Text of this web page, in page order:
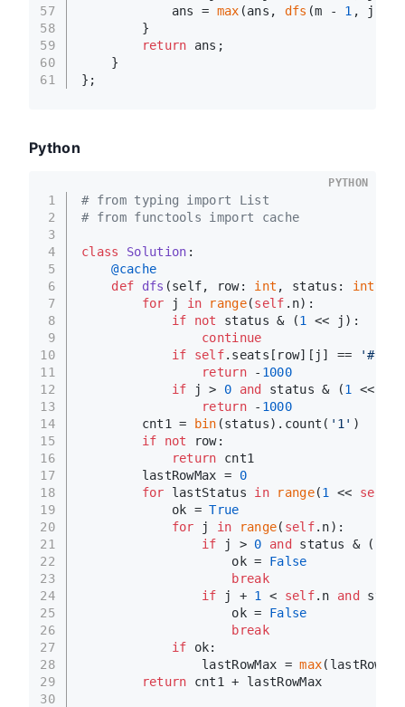
57
58
59
60
61
            ans =
max (ans, dfs (m - 1 , j));
        }
return ans;
    }
};
Python
1
2
3
4
5
6
7
8
9
10
11
12
13
14
15
16
17
18
19
20
21
22
23
24
25
26
27
28
29
30
# from typing import List
# from functools import cache
class Solution :
    @cache
def
dfs (self, row: int , status: int
for j in range(self .n):
if
not status & (1
<< j):
continue
if
self.seats[row][j] == '#'
return - 1000
if j > 0 and status & (1
<<
return - 1000
        cnt1 =
bin (status).count( '1' )
if
not row:
return cnt1
        lastRowMax =
0
for lastStatus in range(1 << self
            ok =
True
for j in range( self.n):
if j > 0 and status & (
                    ok =
False
break
if j + 1 < self.n and
                    ok =
False
break
if ok:
                lastRowMax =
max
return cnt1 + lastRowMax
PYTHON